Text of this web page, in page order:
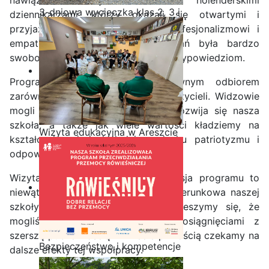
3-dniowa wycieczka klas 2, 3 i
4 technikum w Bieszczady
Wizyta edukacyjna w Areszcie
Śledczym w Radomiu
Bezpieczeństwo i kompetencje
uczniów - nasz priorytet
dziennikarzami, którzy okazali się otwartymi i
przyjaznymi ludźmi. Dzięki ich profesjonalizmowi i
empatii, atmosfera podczas nagrań była bardzo
swobodna i sprzyjająca naturalnym wypowiedziom.
Program spotkał się z pozytywnym odbiorem
zarówno wśród uczniów, jak i nauczycieli. Widzowie
mogli zobaczyć, jak dynamicznie rozwija się nasza
szkoła, a także jak wiele wartości kładziemy na
kształcenie młodych ludzi w duchu patriotyzmu i
odpowiedzialności.
Wizyta ekipy telewizyjnej oraz emisja programu to
niewątpliwie ogromna promocja wizerunkowa naszej
szkoły i Powiatu Radomskiego. Cieszymy się, że
mogliśmy podzielić się naszymi osiągnięciami z
szerszą publicznością i z niecierpliwością czekamy na
dalsze efekty tej współpracy.